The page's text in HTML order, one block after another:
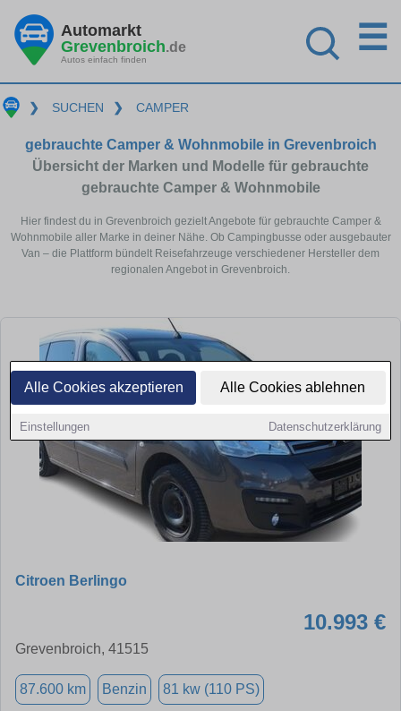
Alle Cookies akzeptieren Alle Cookies ablehnen
Einstellungen Datenschutzerklärung
Automarkt
Grevenbroich.de
Autos einfach finden
☰
❯ SUCHEN ❯ CAMPER
gebrauchte Camper & Wohnmobile in Grevenbroich
Übersicht der Marken und Modelle für gebrauchte
gebrauchte Camper & Wohnmobile
Hier findest du in Grevenbroich gezielt Angebote für gebrauchte Camper &
Wohnmobile aller Marke in deiner Nähe. Ob Campingbusse oder ausgebauter
Van – die Plattform bündelt Reisefahrzeuge verschiedener Hersteller dem
regionalen Angebot in Grevenbroich.
Citroen Berlingo
10.993 €
Grevenbroich, 41515
87.600 km Benzin 81 kw (110 PS)